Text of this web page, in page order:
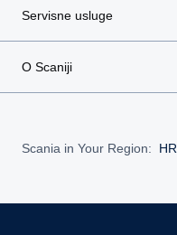
Servisne usluge
O Scaniji
Scania in Your Region: